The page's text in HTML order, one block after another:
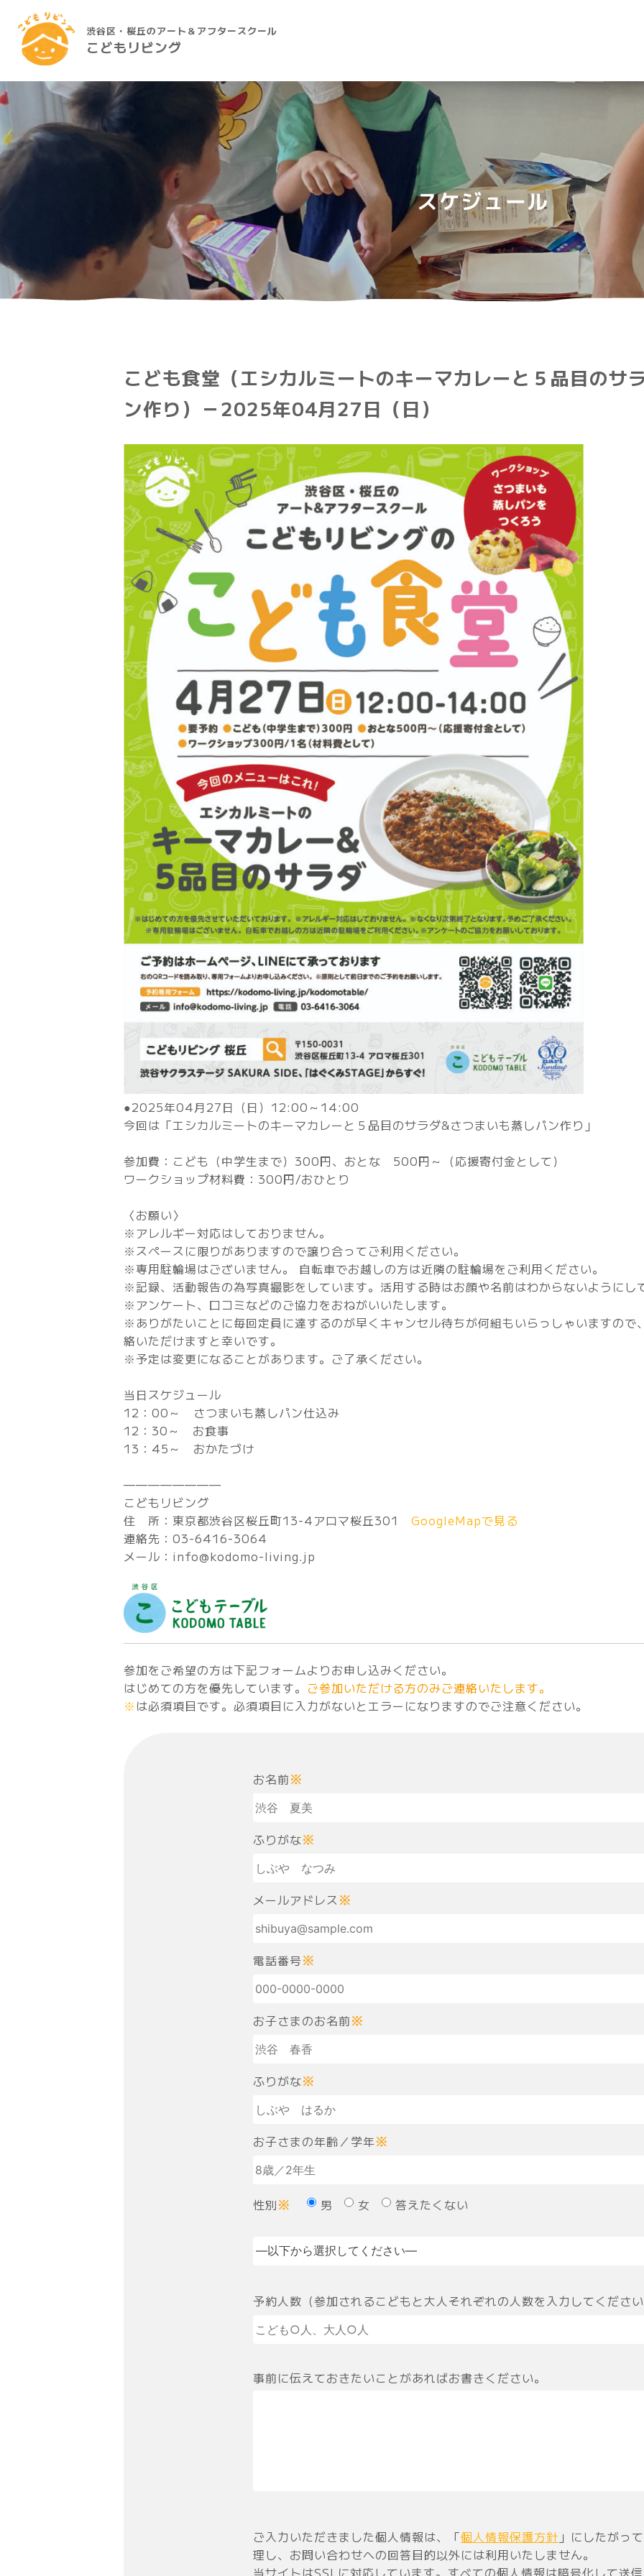
渋谷区・桜丘のアート＆アフタースクール
こどもリビング
スケジュール
こども食堂（エシカルミートのキーマカレーと５品目のサ
ン作り）－2025年04月27日（日）
●2025年04月27日（日）12:00～14:00
今回は「エシカルミートのキーマカレーと５品目のサラダ&さつまいも蒸しパン作り」
参加費：こども（中学生まで）300円、おとな 500円～（応援寄付金として）
ワークショップ材料費：300円/おひとり
〈お願い〉
※アレルギー対応はしておりません。
※スペースに限りがありますので譲り合ってご利用ください。
※専用駐輪場はございません。 自転車でお越しの方は近隣の駐輪場をご利用ください。
※記録、活動報告の為写真撮影をしています。活用する時はお顔や名前はわからないようにし
※アンケート、口コミなどのご協力をおねがいいたします。
※ありがたいことに毎回定員に達するのが早くキャンセル待ちが何組もいらっしゃいますので
絡いただけますと幸いです。
※予定は変更になることがあります。ご了承ください。
当日スケジュール
12：00～ さつまいも蒸しパン仕込み
12：30～ お食事
13：45～ おかたづけ
————————
こどもリビング
住 所：東京都渋谷区桜丘町13-4アロマ桜丘301 GoogleMapで見る
連絡先：03-6416-3064
メール：info@kodomo-living.jp
参加をご希望の方は下記フォームよりお申し込みください。
はじめての方を優先しています。 ご参加いただける方のみご連絡いたします。
※ は必須項目です。必須項目に入力がないとエラーになりますのでご注意ください。
お名前※
ふりがな※
メールアドレス ※
電話番号※
お子さまのお名前※
ふりがな※
お子さまの年齢／学年※
性別※ 男 女 答えたくない
予約人数（参加されるこどもと大人それぞれの人数を入力してください
事前に伝えておきたいことがあればお書きください。
ご入力いただきました個人情報は、「個人情報保護方針 」にしたがっ
理し、お問い合わせへの回答目的以外には利用いたしません。
当サイトはSSLに対応しています。すべての個人情報は暗号化して送信